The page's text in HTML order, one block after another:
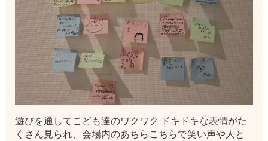
遊びを通してこども達のワクワク ドキドキな表情がた
くさん見られ、会場内のあちらこちらで笑い声や人と